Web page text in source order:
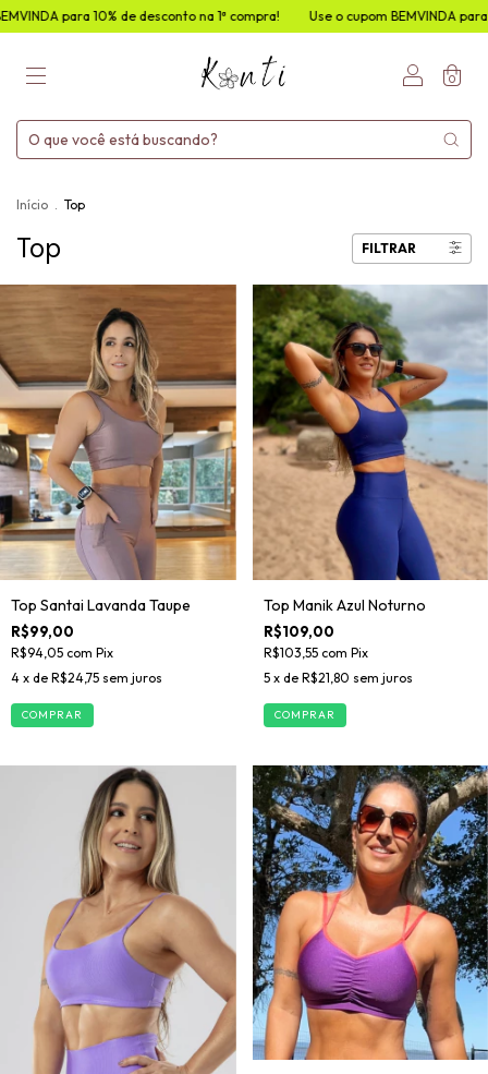
de desconto na 1ª compra! Use o cupom BEMVINDA para 10% de
0
Início . Top
Top FILTRAR
Top Santai Lavanda Taupe
R$99,00
R$94,05 com Pix
4 x de R$24,75 sem juros
COMPRAR
Top Manik Azul Noturno
R$109,00
R$103,55 com Pix
5 x de R$21,80 sem juros
COMPRAR